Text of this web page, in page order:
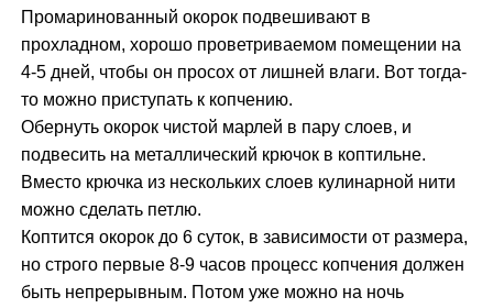
Промаринованный окорок подвешивают в
прохладном, хорошо проветриваемом помещении на
4-5 дней, чтобы он просох от лишней влаги. Вот тогда-
то можно приступать к копчению.
Обернуть окорок чистой марлей в пару слоев, и
подвесить на металлический крючок в коптильне.
Вместо крючка из нескольких слоев кулинарной нити
можно сделать петлю.
Коптится окорок до 6 суток, в зависимости от размера,
но строго первые 8-9 часов процесс копчения должен
быть непрерывным. Потом уже можно на ночь